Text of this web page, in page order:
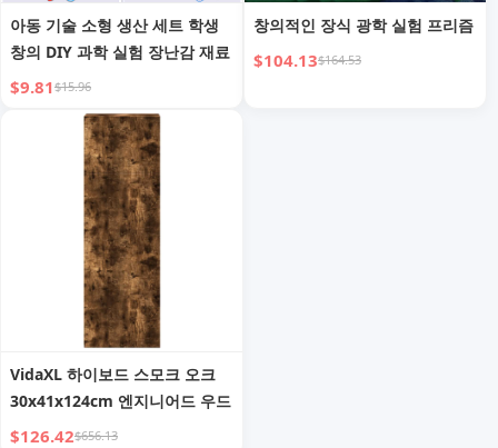
아동 기술 소형 생산 세트 학생
창의 DIY 과학 실험 장난감 재료
$9.81$15.96
창의적인 장식 광학 실험 프리즘
$104.13$164.53
VidaXL 하이보드 스모크 오크
30x41x124cm 엔지니어드 우드
$126.42$656.13